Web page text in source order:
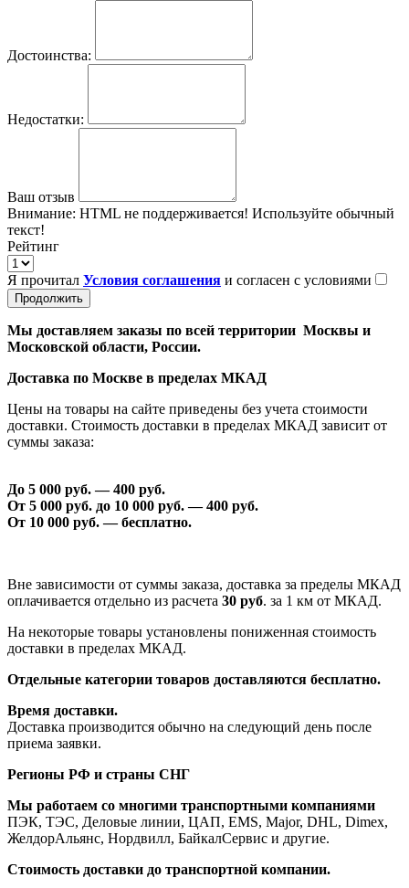
Достоинства:
Недостатки:
Ваш отзыв
Внимание: HTML не поддерживается! Используйте обычный
текст!
Рейтинг
Я прочитал Условия соглашения и согласен с условиями
Продолжить
Мы доставляем заказы по всей территории Москвы и
Московской области, России.
Доставка по Москве в пределах МКАД
Цены на товары на сайте приведены без учета стоимости
доставки. Стоимость доставки в пределах МКАД зависит от
суммы заказа:
До 5 000 руб. —400 руб.
От 5 000 руб. до 10 000 руб. —400 руб.
От 10 000 руб. — бесплатно.
Вне зависимости от суммы заказа, доставка за пределы МКАД
оплачивается отдельно из расчета 30 руб. за 1 км от МКАД.
На некоторые товары установлены пониженная стоимость
доставки в пределах МКАД.
Отдельные категории товаров доставляются бесплатно.
Время доставки.
Доставка производится обычно на следующий день после
приема заявки.
Регионы РФ и страны СНГ
Мы работаем со многими транспортными компаниями
ПЭК, ТЭС, Деловые линии, ЦАП, EMS, Major, DHL, Dimex,
ЖелдорАльянс, Нордвилл, БайкалСервис и другие.
Стоимость доставки до транспортной компании.